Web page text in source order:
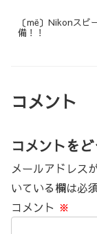
〔më〕Nikonスピ
備！！
コメント
コメントを
メールアドレス
いている欄は必
コメント ※